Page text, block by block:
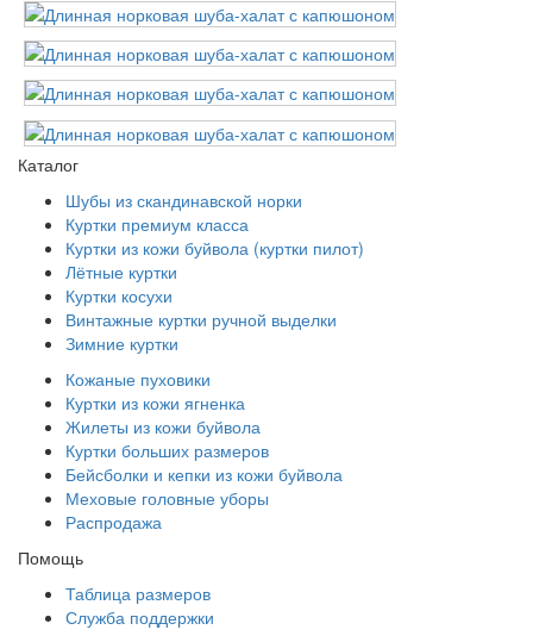
Каталог
Шубы из скандинавской норки
Куртки премиум класса
Куртки из кожи буйвола (куртки пилот)
Лётные куртки
Куртки косухи
Винтажные куртки ручной выделки
Зимние куртки
Кожаные пуховики
Куртки из кожи ягненка
Жилеты из кожи буйвола
Куртки больших размеров
Бейсболки и кепки из кожи буйвола
Меховые головные уборы
Распродажа
Помощь
Таблица размеров
Служба поддержки